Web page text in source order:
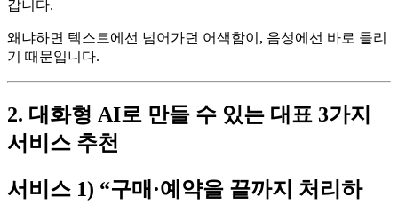
갑니다.
왜냐하면 텍스트에선 넘어가던 어색함이, 음성에선 바로 들리
기 때문입니다.
2. 대화형 AI로 만들 수 있는 대표 3가지
서비스 추천
서비스 1) “구매·예약을 끝까지 처리하